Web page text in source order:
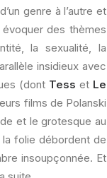
genre à l’autre et
évoquer des thèmes
la sexualité, la
insidieux avec
(dont Tess et Le
films de Polanski
et le grotesque au
la folie débordent de
insoupçonnée. Et